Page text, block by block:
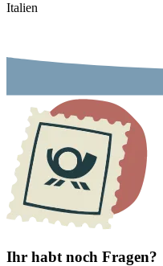
Italien
Ihr habt noch Fragen?